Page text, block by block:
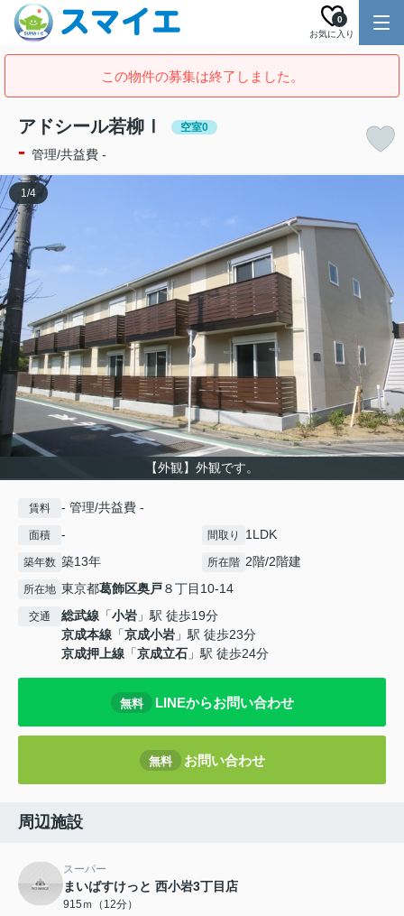
お気に入り
0
この物件の募集は終了しました。
アドシール若柳Ⅰ 空室0
- 管理/共益費 -
【外観】外観です。
1/4
賃料 - 管理/共益費 -
面積 - 間取り 1LDK
築年数 築13年 所在階 2階/2階建
所在地 東京都葛飾区奥戸８丁目10-14
交通 総武線 「小岩 」駅 徒歩19分
京成本線 「京成小岩 」駅 徒歩23分
京成押上線 「京成立石 」駅 徒歩24分
無料 LINEからお問い合わせ
無料 お問い合わせ
周辺施設
スーパー
まいばすけっと 西小岩3丁目店
915ｍ（12分）